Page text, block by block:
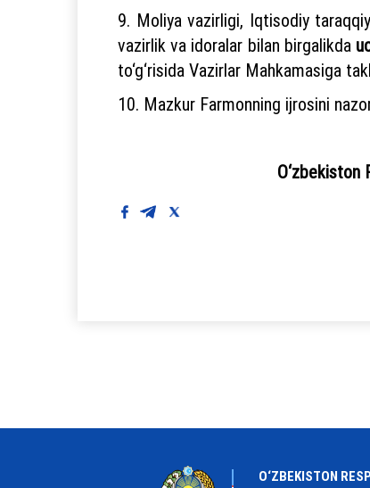
9. Moliya vazirligi, Iqtisodiy
vazirlik va idoralar bilan birgalikda
to‘g‘risida Vazirlar Mahkamasiga
10. Mazkur Farmonning ijrosini
O‘ZBEKISTON